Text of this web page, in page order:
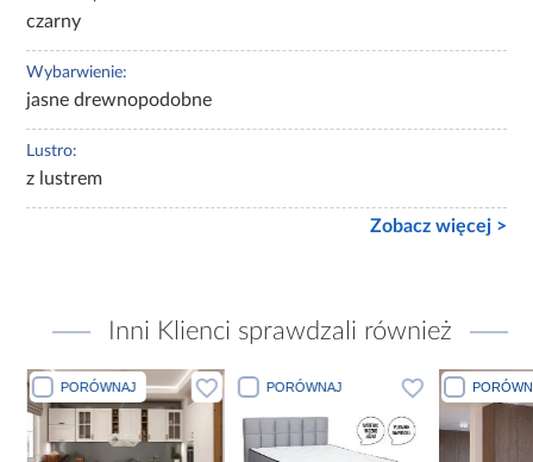
czarny
Wybarwienie:
jasne drewnopodobne
Lustro:
z lustrem
Zobacz więcej >
Inni Klienci sprawdzali również
PORÓWNAJ PORÓWNAJ